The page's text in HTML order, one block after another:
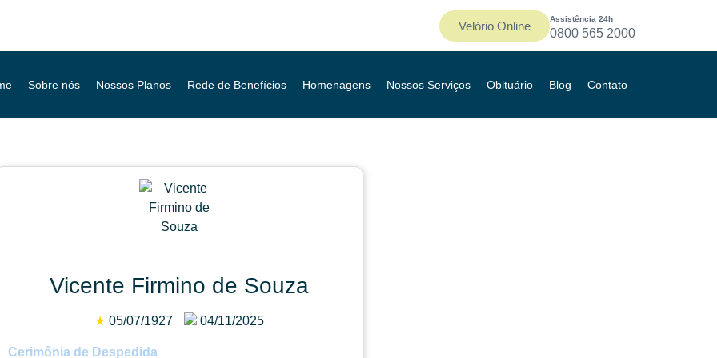
Velório Online Assistência 24h
0800 565 2000
Sobre nós Nossos Planos Rede de Benefícios Homenagens Nossos Serviços Obituário Blog Contato
Vicente Firmino de Souza
★ 05/07/1927 04/11/2025
Cerimônia de Despedida